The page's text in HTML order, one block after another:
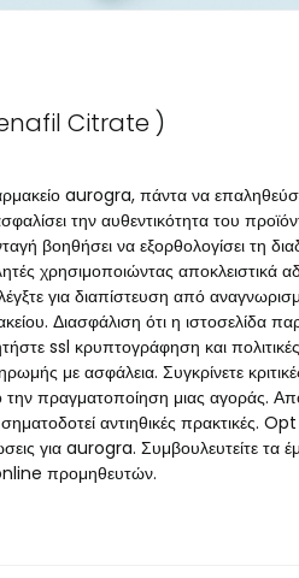
Citrate )
aurogra, πάντα να
την αυθεντικότητα του
να εξορθολογίσει τη
χρησιμοποιώντας αποκλειστικά
για διαπίστευση από
Διασφάλιση ότι η ιστοσελίδα
ssl κρυπτογράφηση και
με ασφάλεια. Συγκρίνετε
την πραγματοποίηση μιας αγοράς.
αντιηθικές πρακτικές.
για aurogra. Συμβουλευτείτε τα
προμηθευτών.